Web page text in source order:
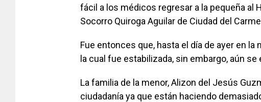
fácil a los médicos regresar a la pequeña al
Socorro Quiroga Aguilar de Ciudad del
Fue entonces que, hasta el día de ayer en
la cual fue estabilizada, sin embargo, aún
La familia de la menor, Alizon del Jesús
ciudadanía ya que están haciendo